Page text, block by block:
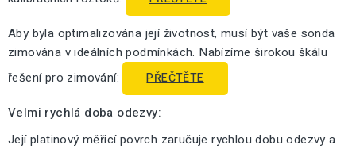
Aby byla optimalizována její životnost, musí být vaše sonda
zimována v ideálních podmínkách. Nabízíme širokou škálu
řešení pro zimování:
PŘEČTĚTE
Velmi rychlá doba odezvy:
Její platinový měřicí povrch zaručuje rychlou dobu odezvy a